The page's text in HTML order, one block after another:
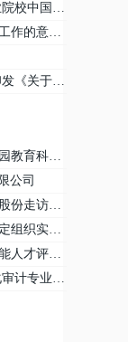
转：推行中国特色学徒制 教育部职业院校中国特色学徒制教学指导委员会成立
转：教育部关于开展现代学徒制试点工作的意见 教职成[2014]9号
转：中共中央办公厅 国务院办公厅印发《关于加强新时代高技能人才队伍建设的意见》
【新四板挂牌】热烈祝贺北京华文燕园教育科技股份有限公司挂牌！
公司
北京市通信行业协会赴华文燕园教育股份走访调研
人力资源社会保障部会同有关部门决定组织实施“康养职业技能培训计划”
人社部印发通知支持企业大力开展技能人才评价工作
人力资源社会保障部 审计署部署深化审计专业人员职称制度改革